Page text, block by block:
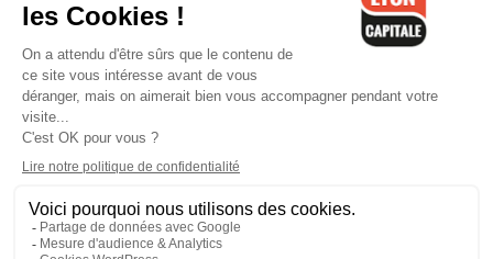
Contactez-nous-Mentions légales-CGV-Politique de
confidentialité-Gestion des cookies